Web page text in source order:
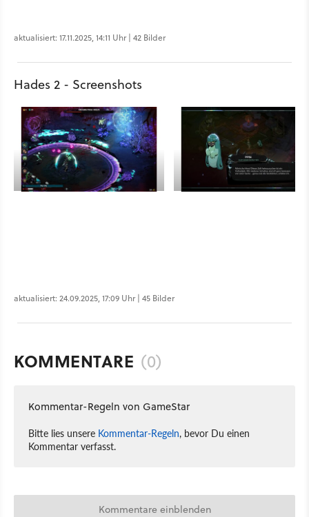
aktualisiert: 17.11.2025, 14:11 Uhr | 42 Bilder
Hades 2 - Screenshots
aktualisiert: 24.09.2025, 17:09 Uhr | 45 Bilder
KOMMENTARE (0)
Kommentar-Regeln von GameStar
Bitte lies unsere Kommentar-Regeln, bevor Du einen
Kommentar verfasst.
Kommentare einblenden